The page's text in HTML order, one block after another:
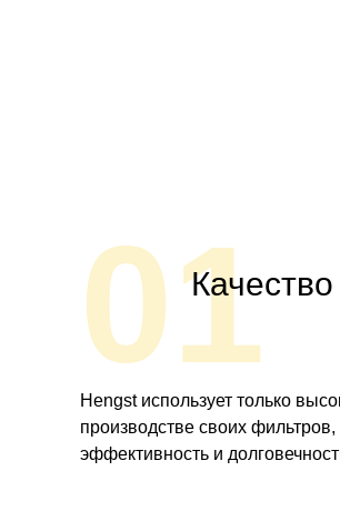
01
Hengst использует только
производстве своих
эффективность и